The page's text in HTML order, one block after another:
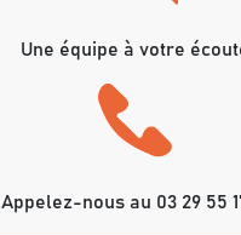
Une équipe à votre
Appelez-nous au 03 29 55